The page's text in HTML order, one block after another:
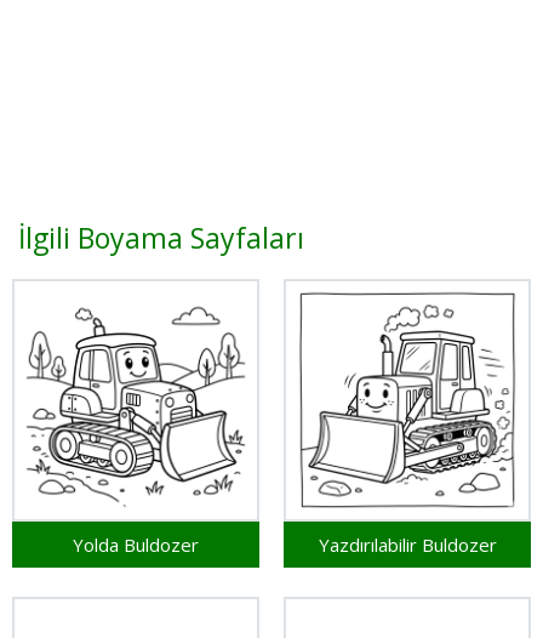
İlgili Boyama Sayfaları
Yolda Buldozer Yazdırılabilir Buldozer